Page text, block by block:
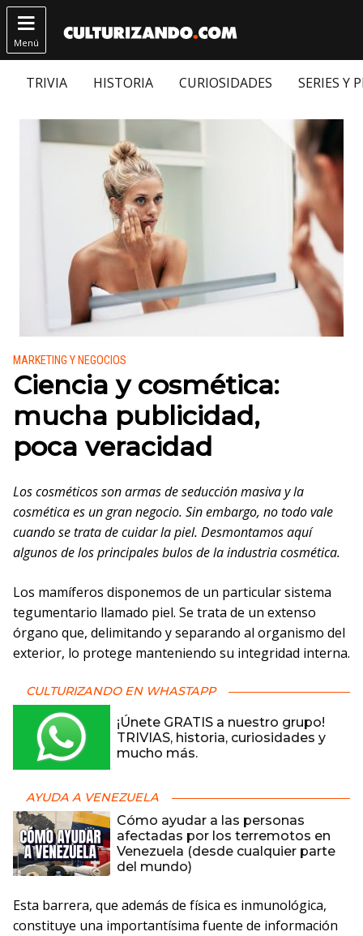

Menú
TRIVIA HISTORIA CURIOSIDADES SERIES Y
Publicado en:
MARKETING Y NEGOCIOS
Ciencia y cosmética:
mucha publicidad,
poca veracidad
Los cosméticos son armas de seducción masiva y la
cosmética es un gran negocio. Sin embargo, no todo vale
cuando se trata de cuidar la piel. Desmontamos aquí
algunos de los principales bulos de la industria cosmética.
Los mamíferos disponemos de un particular sistema
tegumentario llamado piel. Se trata de un extenso
órgano que, delimitando y separando al organismo del
exterior, lo protege manteniendo su integridad interna.
CULTURIZANDO EN WHASTAPP
¡Únete GRATIS a nuestro grupo!
TRIVIAS, historia, curiosidades y
mucho más.
AYUDA A VENEZUELA
Cómo ayudar a las personas
afectadas por los terremotos en
Venezuela (desde cualquier parte
del mundo)
Esta barrera, que además de física es inmunológica,
constituye una importantísima fuente de información